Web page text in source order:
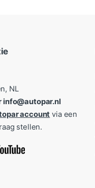
NL
info@autopar.nl
account via een
stellen.